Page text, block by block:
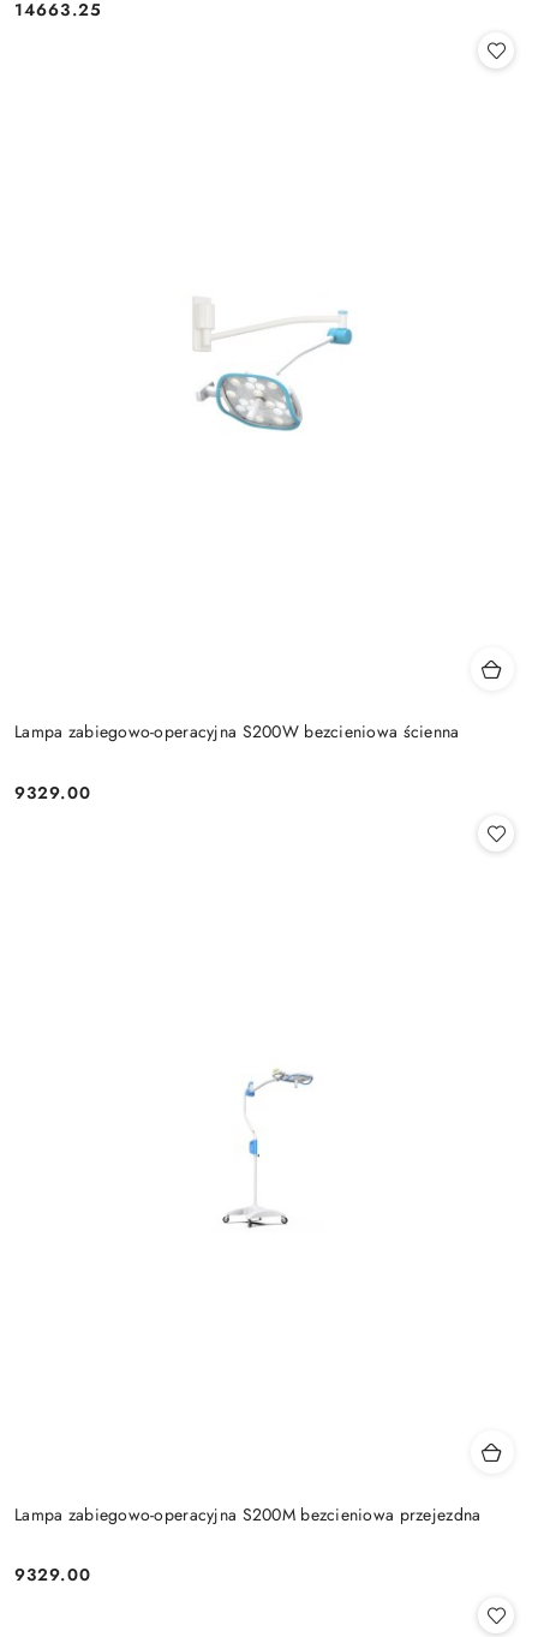
Cena:
14663.25
Lampa zabiegowo-operacyjna S200W bezcieniowa ścienna
Cena:
9329.00
Lampa zabiegowo-operacyjna S200M bezcieniowa przejezdna
Cena:
9329.00